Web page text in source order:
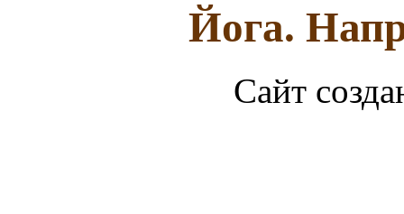
Йога.
Сайт